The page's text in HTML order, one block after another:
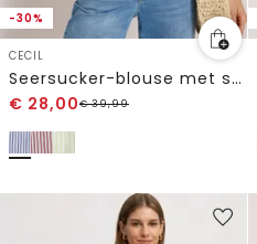
-30%
CECIL
Seersucker-blouse met strepen
€ 28,00€39,99